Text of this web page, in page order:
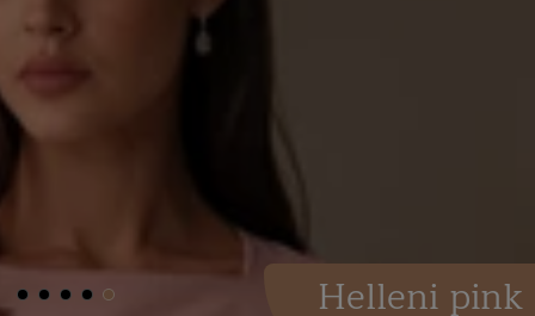
Helleni pink